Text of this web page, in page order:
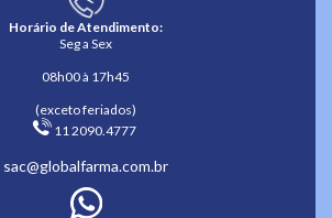
Horário de Atendimento:
Seg a Sex
08h00 à 17h45
(exceto feriados)
11 2090.4777
sac@globalfarma.com.br